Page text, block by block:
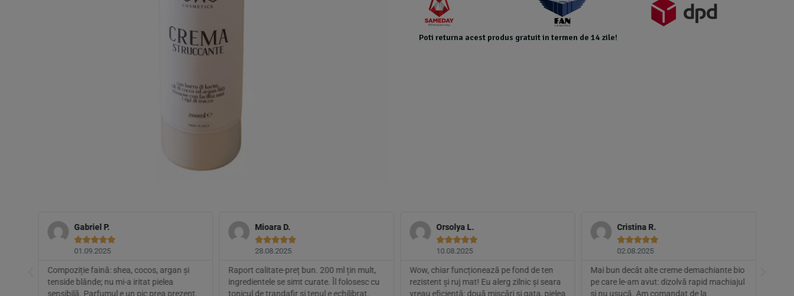
Poti returna acest produs gratuit in termen de 14 zile!
Gabriel P.

01.09.2025
Compoziție faină: shea, cocos, argan și
tenside blânde; nu mi-a iritat pielea
sensibilă. Parfumul e un pic prea prezent.
Mioara D.

28.08.2025
Raport calitate-preț bun. 200 ml țin mult,
ingredientele se simt curate. Îl folosesc cu
tonicul de trandafir și tenul e echilibrat.
Orsolya L.

10.08.2025
Wow, chiar funcționează pe fond de ten
rezistent și ruj mat! Eu alerg zilnic și seara
vreau eficiență: două mișcări și gata, pielea
Cristina R.

02.08.2025
Mai bun decât alte creme demachiante bio
pe care le-am avut: dizolvă rapid machiajul
și nu usucă. Am comandat de la